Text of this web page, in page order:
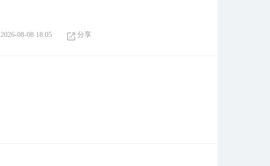
2026-08-08 18:05 分享